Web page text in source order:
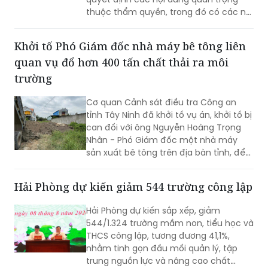
thuộc thẩm quyền, trong đó có các nội
Khởi tố Phó Giám đốc nhà máy bê tông liên
quan vụ đổ hơn 400 tấn chất thải ra môi
trường
Cơ quan Cảnh sát điều tra Công an
tỉnh Tây Ninh đã khởi tố vụ án, khởi tố bị
can đối với ông Nguyễn Hoàng Trọng
Nhân - Phó Giám đốc một nhà máy
sản xuất bê tông trên địa bàn tỉnh, để
đến việc đổ, chôn lấp trái phép hơn
400 tấn bê tông thải ra môi trường.
Hải Phòng dự kiến giảm 544 trường công lập
Hải Phòng dự kiến sắp xếp, giảm
544/1.324 trường mầm non, tiểu học và
THCS công lập, tương đương 41,1%,
nhằm tinh gọn đầu mối quản lý, tập
trung nguồn lực và nâng cao chất